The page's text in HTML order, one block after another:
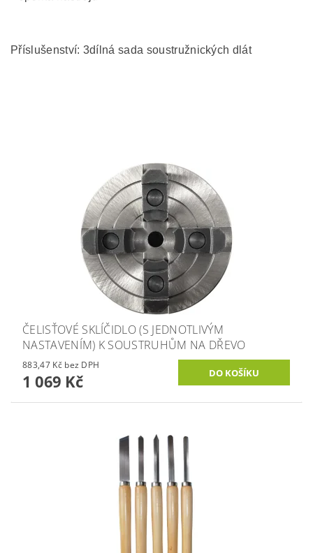
Příslušenství: 3dílná sada soustružnických dlát
ČELISŤOVÉ SKLÍČIDLO (S JEDNOTLIVÝM
NASTAVENÍM) K SOUSTRUHŮM NA DŘEVO
883,47 Kč bez DPH
1 069 Kč